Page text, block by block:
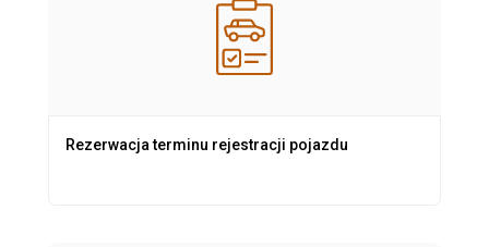
Rezerwacja terminu rejestracji pojazdu